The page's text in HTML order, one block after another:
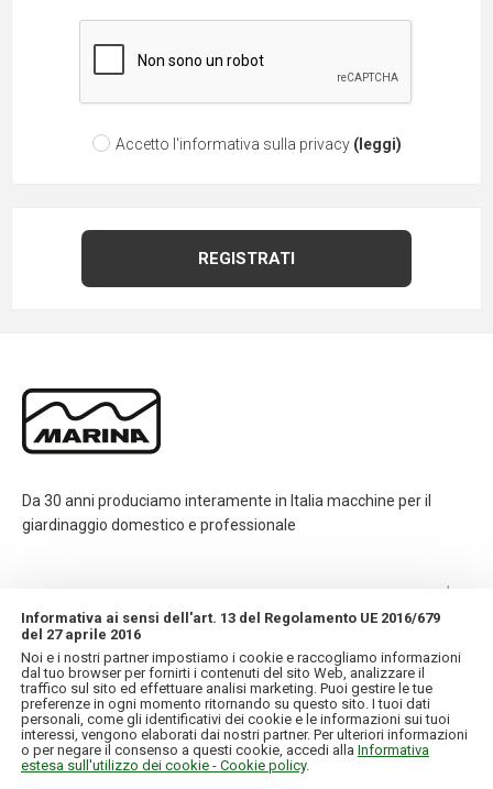
Accetto l'informativa sulla privacy (leggi)
Da 30 anni produciamo interamente in Italia macchine per il
giardinaggio domestico e professionale
INFORMAZIONI
IL MIO ACCOUNT
Informativa ai sensi dell'art. 13 del Regolamento UE 2016/679
del 27 aprile 2016
Noi e i nostri partner impostiamo i cookie e raccogliamo informazioni
dal tuo browser per fornirti i contenuti del sito Web, analizzare il
traffico sul sito ed effettuare analisi marketing. Puoi gestire le tue
preferenze in ogni momento ritornando su questo sito. I tuoi dati
personali, come gli identificativi dei cookie e le informazioni sui tuoi
interessi, vengono elaborati dai nostri partner. Per ulteriori informazioni
o per negare il consenso a questi cookie, accedi alla Informativa
estesa sull'utilizzo dei cookie - Cookie policy.